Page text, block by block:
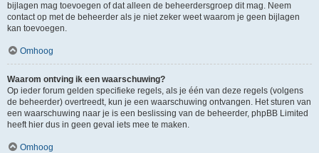
bijlagen mag toevoegen of dat alleen de beheerdersgroep dit mag. Neem
contact op met de beheerder als je niet zeker weet waarom je geen bijlagen
kan toevoegen.
Omhoog
Waarom ontving ik een waarschuwing?
Op ieder forum gelden specifieke regels, als je één van deze regels (volgens
de beheerder) overtreedt, kun je een waarschuwing ontvangen. Het sturen van
een waarschuwing naar je is een beslissing van de beheerder, phpBB Limited
heeft hier dus in geen geval iets mee te maken.
Omhoog